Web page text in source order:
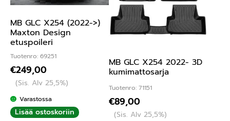
MB GLC X254 (2022->)
Maxton Design
etuspoileri
Tuotenro: 69251
€249,00
(Sis. Alv 25,5%)
Varastossa
Lisää ostoskoriin
MB GLC X254 2022- 3D
kumimattosarja
Tuotenro: 71151
€89,00
(Sis. Alv 25,5%)